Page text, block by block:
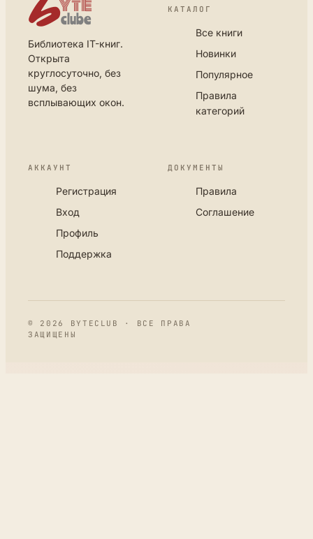
Библиотека IT-книг.
Открыта
круглосуточно, без
шума, без
всплывающих окон.
КАТАЛОГ
Все книги
Новинки
Популярное
Правила
категорий
АККАУНТ
Регистрация
Вход
Профиль
Поддержка
ДОКУМЕНТЫ
Правила
Соглашение
© 2026 BYTECLUB · ВСЕ ПРАВА
ЗАЩИЩЕНЫ